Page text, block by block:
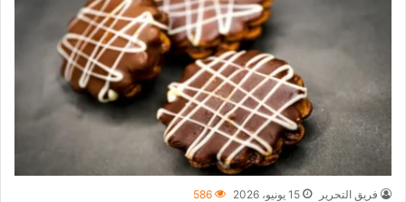
فريق التحرير 15 يونيو، 2026 586